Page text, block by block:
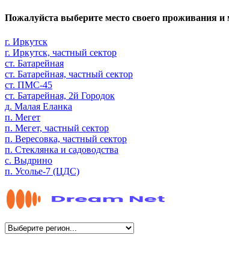
Пожалуйста выберите место своего
г. Иркутск
г. Иркутск, частный сектор
ст. Батарейная
ст. Батарейная, частный сектор
ст. ПМС-45
ст. Батарейная, 2й Городок
д. Малая Еланка
п. Мегет
п. Мегет, частный сектор
п. Вересовка, частный сектор
п. Стеклянка и садоводства
с. Выдрино
п. Усолье-7 (ЦДС)